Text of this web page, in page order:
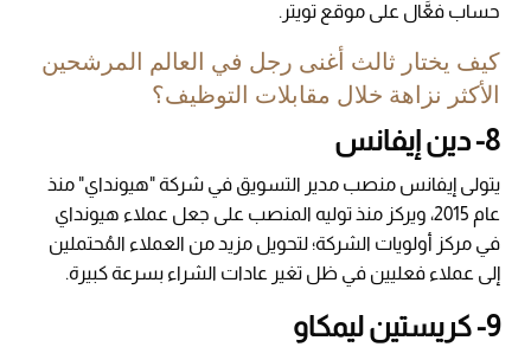
حساب فعَّال على موقع تويتر.
كيف يختار ثالث أغنى رجل في العالم المرشحين
الأكثر نزاهة خلال مقابلات التوظيف؟
8- دين إيفانس
يتولى إيفانس منصب مدير التسويق في شركة "هيونداي" منذ
عام 2015، ويركز منذ توليه المنصب على جعل عملاء هيونداي
في مركز أولويات الشركة؛ لتحويل مزيد من العملاء المُحتملين
إلى عملاء فعليين في ظل تغير عادات الشراء بسرعة كبيرة.
9- كريستين ليمكاو